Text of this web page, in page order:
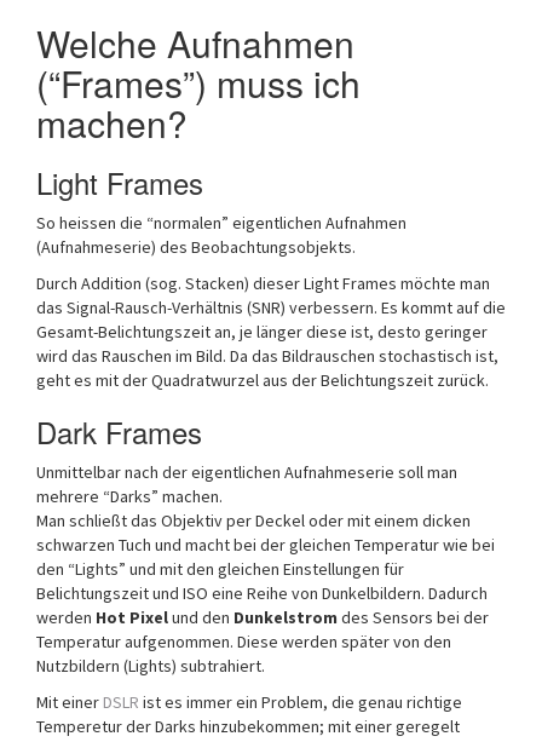
Welche Aufnahmen
(“Frames”) muss ich
machen?
Light Frames
So heissen die “normalen” eigentlichen Aufnahmen
(Aufnahmeserie) des Beobachtungsobjekts.
Durch Addition (sog. Stacken) dieser Light Frames möchte man
das Signal-Rausch-Verhältnis (SNR) verbessern. Es kommt auf die
Gesamt-Belichtungszeit an, je länger diese ist, desto geringer
wird das Rauschen im Bild. Da das Bildrauschen stochastisch ist,
geht es mit der Quadratwurzel aus der Belichtungszeit zurück.
Dark Frames
Unmittelbar nach der eigentlichen Aufnahmeserie soll man
mehrere “Darks” machen.
Man schließt das Objektiv per Deckel oder mit einem dicken
schwarzen Tuch und macht bei der gleichen Temperatur wie bei
den “Lights” und mit den gleichen Einstellungen für
Belichtungszeit und ISO eine Reihe von Dunkelbildern. Dadurch
werden Hot Pixelund den Dunkelstrom des Sensors bei der
Temperatur aufgenommen. Diese werden später von den
Nutzbildern (Lights) subtrahiert.
Mit einer DSLR ist es immer ein Problem, die genau richtige
Temperetur der Darks hinzubekommen; mit einer geregelt